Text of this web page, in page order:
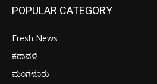
POPULAR CATEGORY
Fresh News
ಕರಾವಳಿ
ಮಂಗಳೂರು